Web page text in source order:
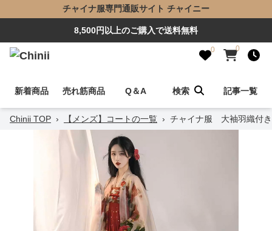
チャイナ服専門通販サイト チャイニー
8,500円以上のご購入で送料無料
0 0
新着商品 売れ筋商品 Q＆A 検索 記事一覧
Chinii TOP › 【メンズ】コートの一覧 › チャイナ服 大袖羽織付